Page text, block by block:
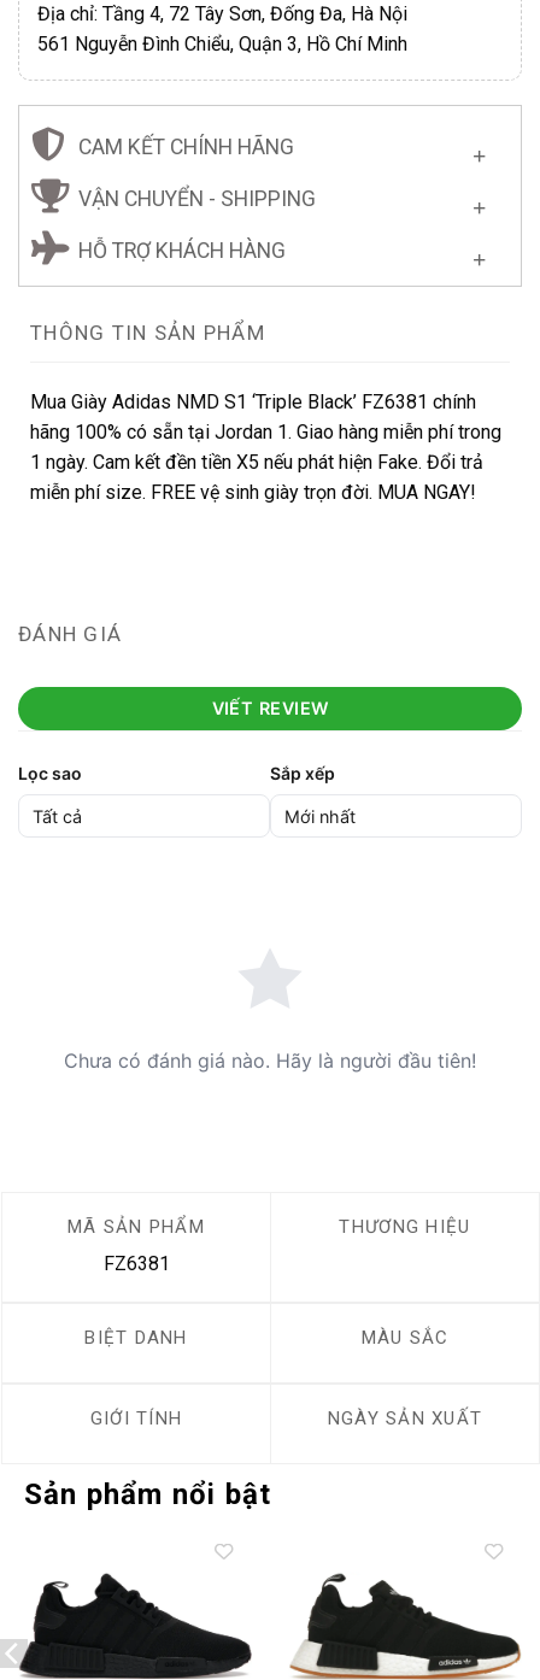
Địa chỉ: Tầng 4, 72 Tây Sơn, Đống Đa, Hà Nội
561 Nguyễn Đình Chiểu, Quận 3, Hồ Chí Minh
CAM KẾT CHÍNH HÃNG
VẬN CHUYỂN - SHIPPING
HỖ TRỢ KHÁCH HÀNG
THÔNG TIN SẢN PHẨM
Mua Giày Adidas NMD S1 ‘Triple Black’ FZ6381 chính
hãng 100% có sẵn tại Jordan 1. Giao hàng miễn phí trong
1 ngày. Cam kết đền tiền X5 nếu phát hiện Fake. Đổi trả
miễn phí size. FREE vệ sinh giày trọn đời. MUA NGAY!
ĐÁNH GIÁ
VIẾT REVIEW
Lọc sao Sắp xếp
Chưa có đánh giá nào. Hãy là người đầu tiên!
MÃ SẢN PHẨM
FZ6381
THƯƠNG HIỆU
BIỆT DANH MÀU SẮC
GIỚI TÍNH NGÀY SẢN XUẤT
Sản phẩm nổi bật
Add to
wishlist
Add to
wishlist